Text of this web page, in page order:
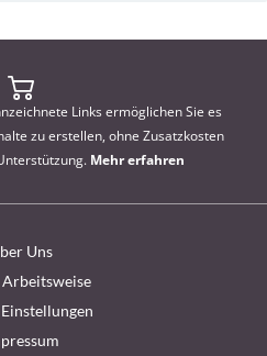
Links ermöglichen Sie es
zu erstellen, ohne Zusatzkosten
Mehr erfahren
Uns
Arbeitsweise